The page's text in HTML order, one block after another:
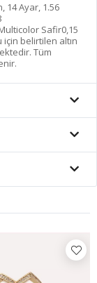
14 Ayar, 1.56
Safir0,15
için belirtilen altın
Tüm